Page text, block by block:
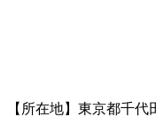
【所在地】東京都千